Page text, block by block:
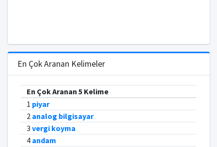
En Çok Aranan Kelimeler
En Çok Aranan 5 Kelime
1 piyar
2 analog bilgisayar
3 vergi koyma
4 andam